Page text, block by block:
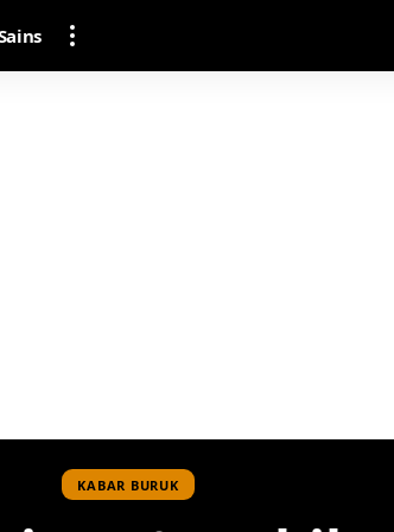
KABAR BURUK